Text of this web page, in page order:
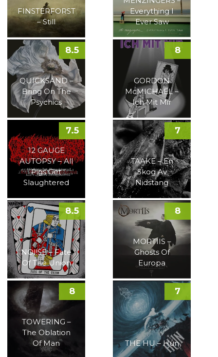
FINSTERFORST
– Still
Everything I
Ever Saw
QUICKSAND –
Bring On The
Psychics
8.5
GORDON
McMICHAEL –
Ich Mit Mir
8
12 GAUGE
AUTOPSY – All
Pigs Get
Slaughtered
7.5
TAAKE – En
Skog Av
Nidstang
7
NOI!SE – Fate
Of The Union
8.5
MORTIIS –
Ghosts Of
Europa
8
TOWERING –
The Oblation
Of Man
8
THE HU – Hun
7